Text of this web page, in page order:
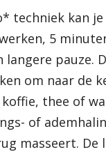
techniek kan
5
langere pauze.
om naar de
thee of
of
masseert. De